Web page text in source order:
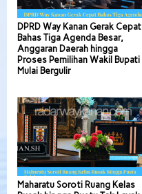
DPRD Way Kanan Gerak Cepat
Bahas Tiga Agenda Besar,
Anggaran Daerah hingga
Proses Pemilihan Wakil Bupati
Mulai Bergulir
Maharatu Soroti Ruang Kelas